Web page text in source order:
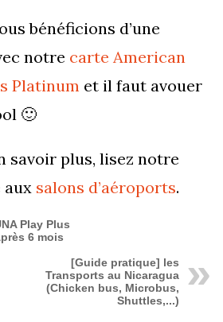
bénéficions d’une
notre carte American
Platinum et il faut avouer
🙂
savoir plus, lisez notre
salons d’aéroports.
Play Plus
6 mois
[Guide pratique] les
Transports au Nicaragua
(Chicken bus, Microbus,
Shuttles,...)